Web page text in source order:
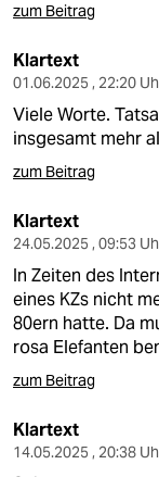
zum Beitrag
Klartext
01.06.2025 , 22:20
Viele Worte.
insgesamt mehr
zum Beitrag
Klartext
24.05.2025 , 09:53
In Zeiten des
eines KZs nicht
80ern hatte. Da
rosa Elefanten
zum Beitrag
Klartext
14.05.2025 , 20:38